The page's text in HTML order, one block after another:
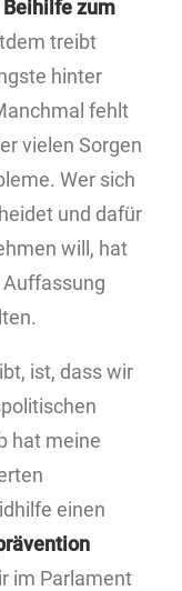
Beihilfe zum
treibt
hinter
fehlt
vielen Sorgen
Wer sich
und dafür
will, hat
Auffassung
ist, dass wir
hat meine
einen
im Parlament